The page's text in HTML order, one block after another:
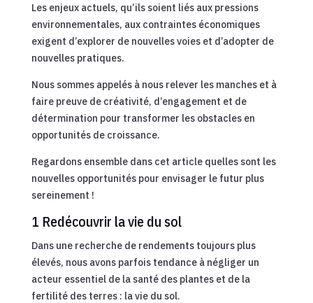
Les enjeux actuels, qu’ils soient liés aux pressions
environnementales, aux contraintes économiques
exigent d’explorer de nouvelles voies et d’adopter de
nouvelles pratiques.
Nous sommes appelés à nous relever les manches et à
faire preuve de créativité, d’engagement et de
détermination pour transformer les obstacles en
opportunités de croissance.
Regardons ensemble dans cet article quelles sont les
nouvelles opportunités pour envisager le futur plus
sereinement !
1 Redécouvrir la vie du sol
Dans une recherche de rendements toujours plus
élevés, nous avons parfois tendance à négliger un
acteur essentiel de la santé des plantes et de la
fertilité des terres : la vie du sol.